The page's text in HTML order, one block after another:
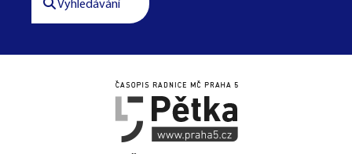
Vyhledávání
 